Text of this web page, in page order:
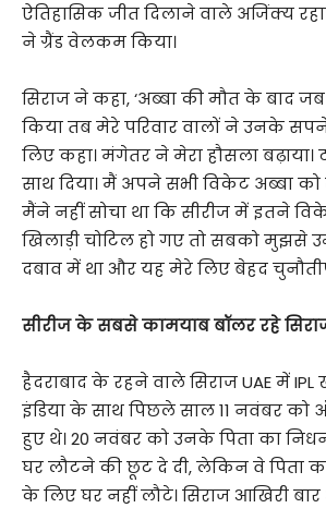
ऐतिहासिक जीत दिलाने वाले अजिंक्य
ने ग्रैंड वेलकम किया।
सिराज ने कहा, ‘अब्बा की मौत के बाद
किया तब मेरे परिवार वालों ने उनके
लिए कहा। मंगेतर ने मेरा हौसला बढ़ाया।
साथ दिया। मैं अपने सभी विकेट अब्बा को
मैंने नहीं सोचा था कि सीरीज में इतने
खिलाड़ी चोटिल हो गए तो सबको मुझसे
दबाव में था और यह मेरे लिए बेहद
सीरीज के सबसे कामयाब बॉलर रहे
हैदराबाद के रहने वाले सिराज UAE में
इंडिया के साथ पिछले साल 11 नवंबर को
हुए थे। 20 नवंबर को उनके पिता का निधन
घर लौटने की छूट दे दी, लेकिन वे पिता
के लिए घर नहीं लौटे। सिराज आखिरी